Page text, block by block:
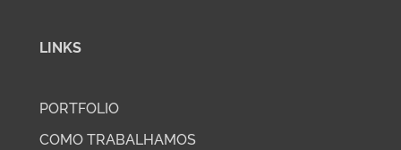
LINKS
PORTFOLIO
COMO TRABALHAMOS